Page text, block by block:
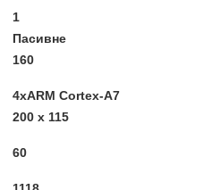
1
Пасивне
160
4хARM Cortex-A7
200 х 115
60